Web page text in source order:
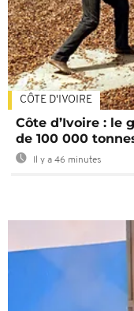
CÔTE D'IVOIRE
Côte d’Ivoire : le
de 100 000
Il y a 46 minutes